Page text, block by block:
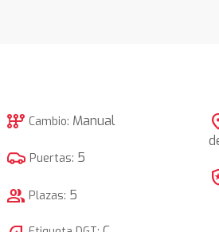
auto_transmission Cambio: Manual
Puertas: 5
group Plazas: 5